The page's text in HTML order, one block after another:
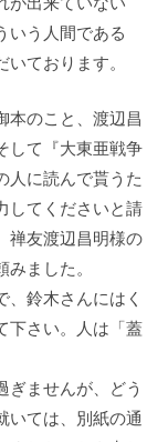
いう人間である
ております。
本のこと、渡辺昌
して『大東亜戦争
人に読んで貰うた
してくださいと請
禅友渡辺昌明様の
ました。
鈴木さんにはく
下さい。人は「蓋
ぎませんが、どう
いては、別紙の通